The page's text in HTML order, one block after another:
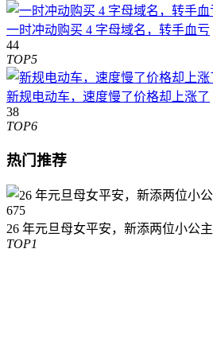
一时冲动购买 4 字母域名，转手血亏
44
TOP5
新规电动车，速度慢了价格却上涨了
38
TOP6
热门推荐
675
26 年元旦母女平安，新添两位小公主
TOP1